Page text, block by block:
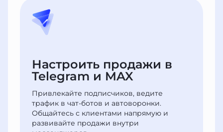
Настроить продажи в
Telegram и MAX
Привлекайте подписчиков, ведите
трафик в чат-ботов и автоворонки.
Общайтесь с клиентами напрямую и
развивайте продажи внутри